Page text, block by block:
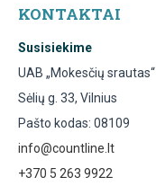
KONTAKTAI
Susisiekime
UAB „Mokesčių srautas“
Sėlių g. 33, Vilnius
Pašto kodas: 08109
info@countline.lt
+370 5 263 9922